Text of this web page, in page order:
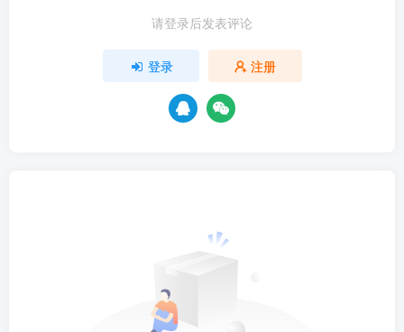
请登录后发表评论
登录 注册